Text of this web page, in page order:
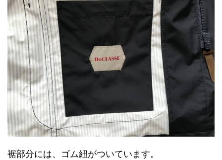
裾部分には、ゴム紐がついています。